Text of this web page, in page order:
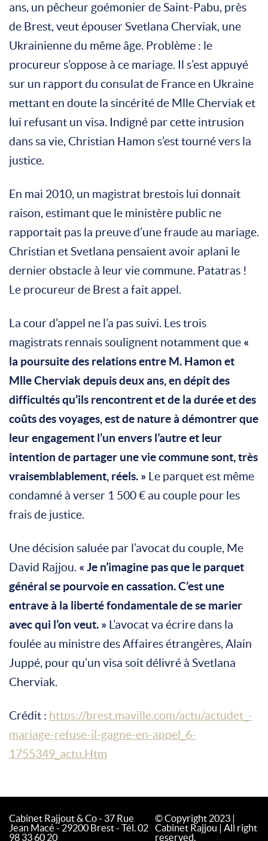
ans, un pêcheur goémonier de Saint-Pabu, près
de Brest, veut épouser Svetlana Cherviak, une
Ukrainienne du même âge. Problème : le
procureur s’oppose à ce mariage. Il s’est appuyé
sur un rapport du consulat de France en Ukraine
mettant en doute la sincérité de Mlle Cherviak et
lui refusant un visa. Indigné par cette intrusion
dans sa vie, Christian Hamon s’est tourné vers la
justice.
En mai 2010, un magistrat brestois lui donnait
raison, estimant que le ministère public ne
rapportait pas la preuve d’une fraude au mariage.
Christian et Svetlana pensaient avoir aplani le
dernier obstacle à leur vie commune. Patatras !
Le procureur de Brest a fait appel.
La cour d’appel ne l’a pas suivi. Les trois
magistrats rennais soulignent notamment que «
la poursuite des relations entre M. Hamon et
Mlle Cherviak depuis deux ans, en dépit des
difficultés qu’ils rencontrent et de la durée et des
coûts des voyages, est de nature à démontrer que
leur engagement l’un envers l’autre et leur
intention de partager une vie commune sont, très
vraisemblablement, réels. » Le parquet est même
condamné à verser 1 500 € au couple pour les
frais de justice.
Une décision saluée par l’avocat du couple, Me
David Rajjou. « Je n’imagine pas que le parquet
général se pourvoie en cassation. C’est une
entrave à la liberté fondamentale de se marier
avec qui l’on veut. » L’avocat va écrire dans la
foulée au ministre des Affaires étrangères, Alain
Juppé, pour qu’un visa soit délivré à Svetlana
Cherviak.
Crédit : https://brest.maville.com/actu/actudet_-
mariage-refuse-il-gagne-en-appel_6-
1755349_actu.Htm
Cabinet Rajjout & Co - 37 Rue
Jean Macé - 29200 Brest - Tél. 02
98 33 60 20
© Copyright 2023 |
Cabinet Rajjou | All right
reserved.